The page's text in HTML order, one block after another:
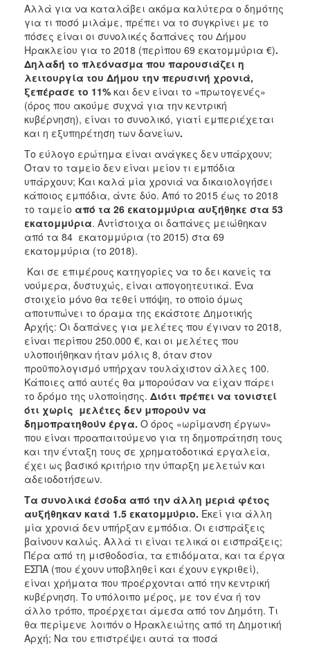
Αλλά για να καταλάβει ακόμα καλύτερα ο δημότης
για τι ποσό μιλάμε, πρέπει να το συγκρίνει με το
πόσες είναι οι συνολικές δαπάνες του Δήμου
Ηρακλείου για το 2018 (περίπου 69 εκατομμύρια €).
Δηλαδή το πλεόνασμα που παρουσιάζει η
λειτουργία του Δήμου την περυσινή χρονιά,
ξεπέρασε το 11% και δεν είναι το «πρωτογενές»
(όρος που ακούμε συχνά για την κεντρική
κυβέρνηση), είναι το συνολικό, γιατί εμπεριέχεται
και η εξυπηρέτηση των δανείων.
Το εύλογο ερώτημα είναι ανάγκες δεν υπάρχουν;
Όταν το ταμείο δεν είναι μείον τι εμπόδια
υπάρχουν; Και καλά μία χρονιά να δικαιολογήσει
κάποιος εμπόδια, άντε δύο. Από το 2015 έως το 2018
το ταμείο από τα 26 εκατομμύρια αυξήθηκε στα 53
εκατομμύρια. Αντίστοιχα οι δαπάνες μειώθηκαν
από τα 84 εκατομμύρια (το 2015) στα 69
εκατομμύρια (το 2018).
Και σε επιμέρους κατηγορίες να το δει κανείς τα
νούμερα, δυστυχώς, είναι απογοητευτικά. Ένα
στοιχείο μόνο θα τεθεί υπόψη, το οποίο όμως
αποτυπώνει το όραμα της εκάστοτε Δημοτικής
Αρχής: Οι δαπάνες για μελέτες που έγιναν το 2018,
είναι περίπου 250.000 €, και οι μελέτες που
υλοποιήθηκαν ήταν μόλις 8, όταν στον
προϋπολογισμό υπήρχαν τουλάχιστον άλλες 100.
Κάποιες από αυτές θα μπορούσαν να είχαν πάρει
το δρόμο της υλοποίησης. Διότι πρέπει να τονιστεί
ότι χωρίς μελέτες δεν μπορούν να
δημοπρατηθούν έργα. Ο όρος «ωρίμανση έργων»
που είναι προαπαιτούμενο για τη δημοπράτηση τους
και την ένταξη τους σε χρηματοδοτικά εργαλεία,
έχει ως βασικό κριτήριο την ύπαρξη μελετών και
αδειοδοτήσεων.
Τα συνολικά έσοδα από την άλλη μεριά φέτος
αυξήθηκαν κατά 1.5 εκατομμύριο. Εκεί για άλλη
μία χρονιά δεν υπήρξαν εμπόδια. Οι εισπράξεις
βαίνουν καλώς. Αλλά τι είναι τελικά οι εισπράξεις;
Πέρα από τη μισθοδοσία, τα επιδόματα, και τα έργα
ΕΣΠΑ (που έχουν υποβληθεί και έχουν εγκριθεί),
είναι χρήματα που προέρχονται από την κεντρική
κυβέρνηση. Το υπόλοιπο μέρος, με τον ένα ή τον
άλλο τρόπο, προέρχεται άμεσα από τον Δημότη. Τι
θα περίμενε λοιπόν ο Ηρακλειώτης από τη Δημοτική
Αρχή; Να του επιστρέψει αυτά τα ποσά